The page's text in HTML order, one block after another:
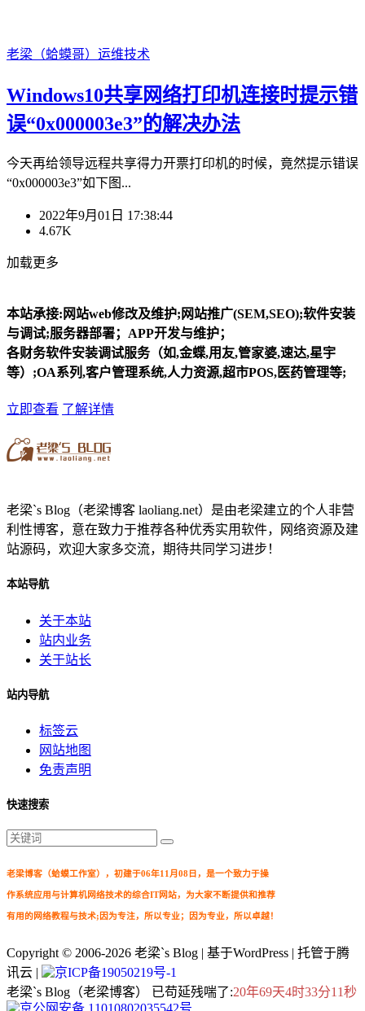
老梁（蛤蟆哥） 运维技术
Windows10共享网络打印机连接时提示错
误“0x000003e3”的解决办法
今天再给领导远程共享得力开票打印机的时候，竟然提示错误
“0x000003e3”如下图...
2022年9月01日 17:38:44
4.67K
加载更多
本站承接:网站web修改及维护;网站推广(SEM,SEO);软件安装
与调试;服务器部署；APP开发与维护；
各财务软件安装调试服务（如,金蝶,用友,管家婆,速达,星宇
等）;OA系列,客户管理系统,人力资源,超市POS,医药管理等;
立即查看 了解详情
老梁`s Blog（老梁博客 laoliang.net）是由老梁建立的个人非营
利性博客，意在致力于推荐各种优秀实用软件，网络资源及建
站源码，欢迎大家多交流，期待共同学习进步！
本站导航
关于本站
站内业务
关于站长
站内导航
标签云
网站地图
免责声明
快速搜索
老梁博客（蛤蟆工作室），初建于06年11月08日，是一个致力于操
作系统应用与计算机网络技术的综合IT网站，为大家不断提供和推荐
有用的网络教程与技术;因为专注，所以专业；因为专业，所以卓越！
Copyright © 2006-2026 老梁`s Blog | 基于WordPress | 托管于腾
讯云 |
京ICP备19050219号-1
老梁`s Blog（老梁博客） 已苟延残喘了:20年69天4时33分11秒
京公网安备 11010802035542号